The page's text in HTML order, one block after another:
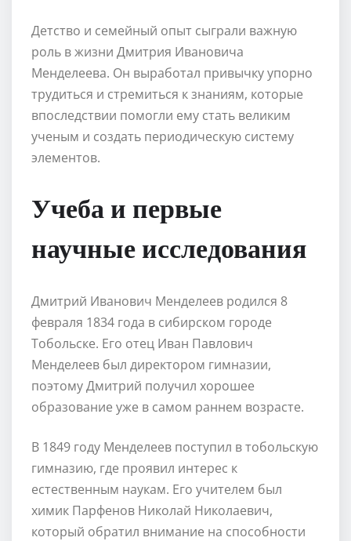
Детство и семейный опыт сыграли важную
роль в жизни Дмитрия Ивановича
Менделеева. Он выработал привычку упорно
трудиться и стремиться к знаниям, которые
впоследствии помогли ему стать великим
ученым и создать периодическую систему
элементов.
Учеба и первые
научные исследования
Дмитрий Иванович Менделеев родился 8
февраля 1834 года в сибирском городе
Тобольске. Его отец Иван Павлович
Менделеев был директором гимназии,
поэтому Дмитрий получил хорошее
образование уже в самом раннем возрасте.
В 1849 году Менделеев поступил в тобольскую
гимназию, где проявил интерес к
естественным наукам. Его учителем был
химик Парфенов Николай Николаевич,
который обратил внимание на способности